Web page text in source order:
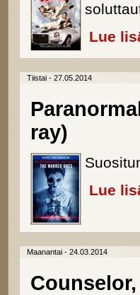
Lue
Tiistai - 27.05.2014
ray)
Lue
Maanantai - 24.03.2014